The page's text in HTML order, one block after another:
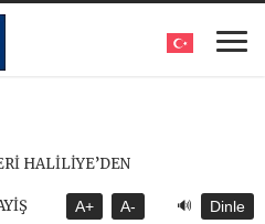
A+ A- 🔊 Dinle